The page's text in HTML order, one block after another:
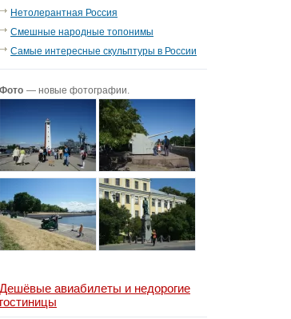
Нетолерантная Россия
Смешные народные топонимы
Самые интересные скульптуры в России
Фото — новые фотографии.
Дешёвые авиабилеты и недорогие
гостиницы